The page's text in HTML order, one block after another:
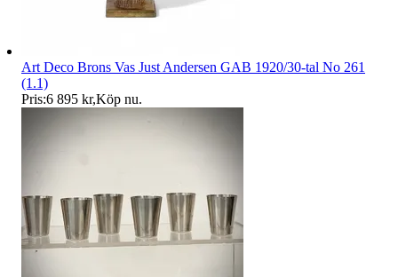
Art Deco Brons Vas Just Andersen GAB 1920/30-tal No 261
(1.1)
Pris:6 895 kr,Köp nu.